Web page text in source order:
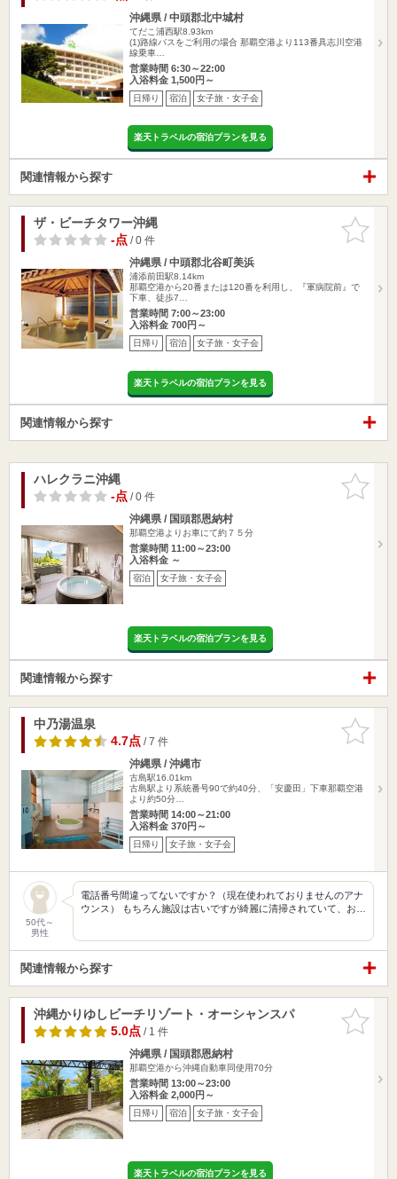
沖縄県 / 中頭郡北中城村
てだこ浦西駅8.93km
(1)路線バスをご利用の場合 那覇空港より113番具志川空港
線乗車…
営業時間 6:30～22:00
入浴料金 1,500円～
日帰り 宿泊 女子旅・女子会
楽天トラベルの宿泊プランを見る
関連情報から探す
お気に入
りに追加
ザ・ビーチタワー沖縄
-点/ 0 件
沖縄県 / 中頭郡北谷町美浜
浦添前田駅8.14km
那覇空港から20番または120番を利用し、『軍病院前』で
下車、徒歩7…
営業時間 7:00～23:00
入浴料金 700円～
日帰り 宿泊 女子旅・女子会
楽天トラベルの宿泊プランを見る
関連情報から探す
お気に入
りに追加
ハレクラニ沖縄
-点/ 0 件
沖縄県 / 国頭郡恩納村
那覇空港よりお車にて約７５分
営業時間 11:00～23:00
入浴料金 ～
宿泊 女子旅・女子会
楽天トラベルの宿泊プランを見る
関連情報から探す
お気に入
りに追加
中乃湯温泉
4.7点/ 7 件
沖縄県 / 沖縄市
古島駅16.01km
古島駅より系統番号90で約40分、「安慶田」下車那覇空港
より約50分…
営業時間 14:00～21:00
入浴料金 370円～
日帰り 女子旅・女子会
50代～
男性
電話番号間違ってないですか？（現在使われておりませんのアナ
ウンス） もちろん施設は古いですが綺麗に清掃されていて、お…
関連情報から探す
お気に入
りに追加
沖縄かりゆしビーチリゾート・オーシャンスパ
5.0点/ 1 件
沖縄県 / 国頭郡恩納村
那覇空港から沖縄自動車同使用70分
営業時間 13:00～23:00
入浴料金 2,000円～
日帰り 宿泊 女子旅・女子会
楽天トラベルの宿泊プランを見る